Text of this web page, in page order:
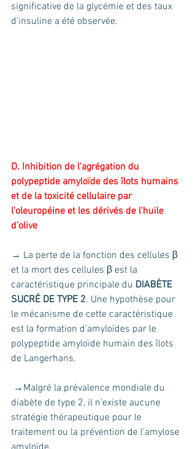
significative de la glycémie et des taux
d'insuline a été observée.
D. Inhibition de l'agrégation du
polypeptide amyloïde des îlots humains
et de la toxicité cellulaire par
l'oleuropéine et les dérivés de l'huile
d'olive
→ La perte de la fonction des cellules β
et la mort des cellules β est la
caractéristique principale du DIABÈTE
SUCRÉ DE TYPE 2. Une hypothèse pour
le mécanisme de cette caractéristique
est la formation d'amyloïdes par le
polypeptide amyloïde humain des îlots
de Langerhans.
diabète de type 2, il n'existe aucune
stratégie thérapeutique pour le
traitement ou la prévention de l'amylose